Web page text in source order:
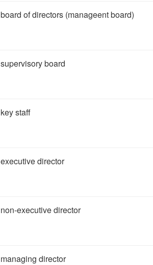
board of directors (manageent board)
supervisory board
key staff
executive director
non-executive director
managing director